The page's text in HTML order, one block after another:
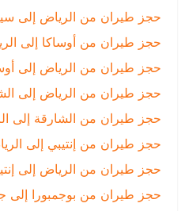
حجز طيران من الرياض إلى سيدني |
حجز طيران من أوساكا إلى الرياض
|
حجز طيران من الرياض إلى أوساكا |
حجز طيران من الرياض إلى الشارقة
حجز طيران من الشارقة إلى الرياض
حجز طيران من إنتيبي إلى الرياض
|
حجز طيران من الرياض إلى إنتيبي |
حجز طيران من بوجمبورا إلى جدة